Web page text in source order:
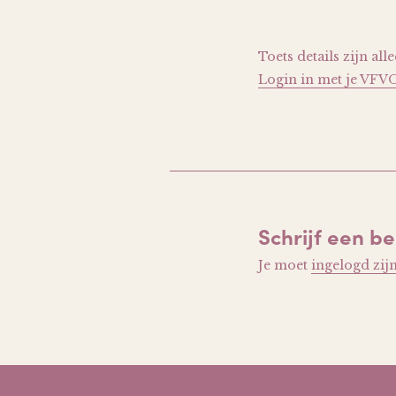
Toets details zijn
Login in met je
Schrijf een
Je moet ingelogd